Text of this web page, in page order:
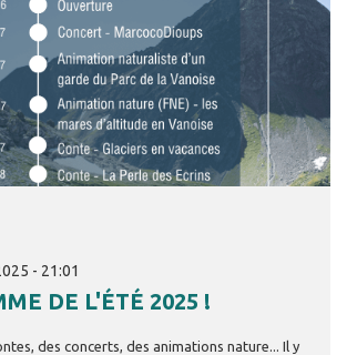
- 21:01
DE L'ÉTÉ 2025 !
des concerts, des animations nature... Il y